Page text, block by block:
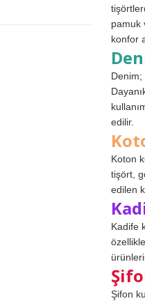
pamuk
konfor
Denim;
edilir.
Koton
tişört,
edilen
Kadife
Şifon